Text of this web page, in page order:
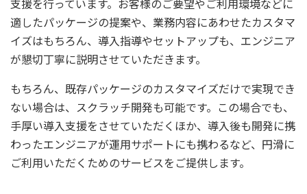
支援を行っています。お客様のご要望やご利用環境などに
適したパッケージの提案や、業務内容にあわせたカスタマ
イズはもちろん、導入指導やセットアップも、エンジニア
が懇切丁寧に説明させていただきます。
もちろん、既存パッケージのカスタマイズだけで実現でき
ない場合は、スクラッチ開発も可能です。この場合でも、
手厚い導入支援をさせていただくほか、導入後も開発に携
わったエンジニアが運用サポートにも携わるなど、円滑に
ご利用いただくためのサービスをご提供します。